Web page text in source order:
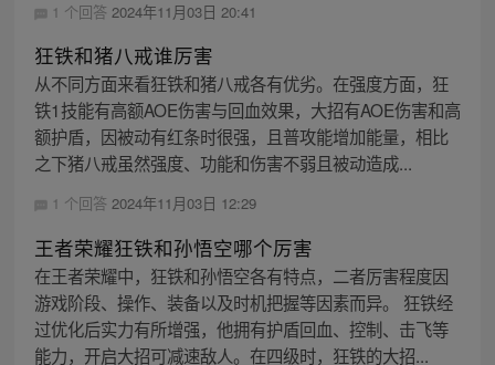
1 个回答 2024年11月03日 20:41
狂铁和猪八戒谁厉害
从不同方面来看狂铁和猪八戒各有优劣。在强度方面，狂
铁1技能有高额AOE伤害与回血效果，大招有AOE伤害和高
额护盾，因被动有红条时很强，且普攻能增加能量，相比
之下猪八戒虽然强度、功能和伤害不弱且被动造成...
1 个回答 2024年11月03日 12:29
王者荣耀狂铁和孙悟空哪个厉害
在王者荣耀中，狂铁和孙悟空各有特点，二者厉害程度因
游戏阶段、操作、装备以及时机把握等因素而异。 狂铁经
过优化后实力有所增强，他拥有护盾回血、控制、击飞等
能力，开启大招可减速敌人。在四级时，狂铁的大招...